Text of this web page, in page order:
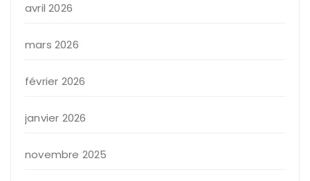
avril 2026
mars 2026
février 2026
janvier 2026
novembre 2025